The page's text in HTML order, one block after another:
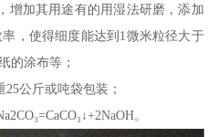
增加其用途有的用湿法研磨，添加
，使得细度能达到1微米粒径大于
的涂布等；
公斤或吨袋包装；
。